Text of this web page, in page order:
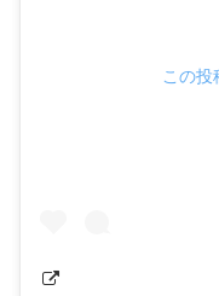
この